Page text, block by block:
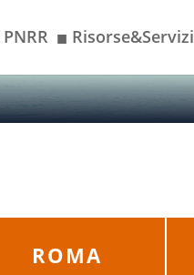
■ Risorse&Servizi
ROMA